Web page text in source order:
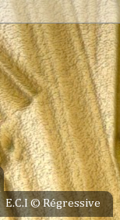
E.C.I © Régressive